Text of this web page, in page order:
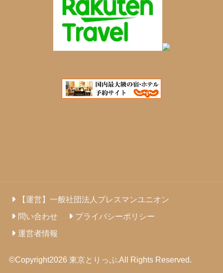
【運営】一般社団法人プレスマンユニオン
問い合わせ
プライバシーポリシー
運営者情報
©Copyright2026 東京とりっぷ.All Rights Reserved.